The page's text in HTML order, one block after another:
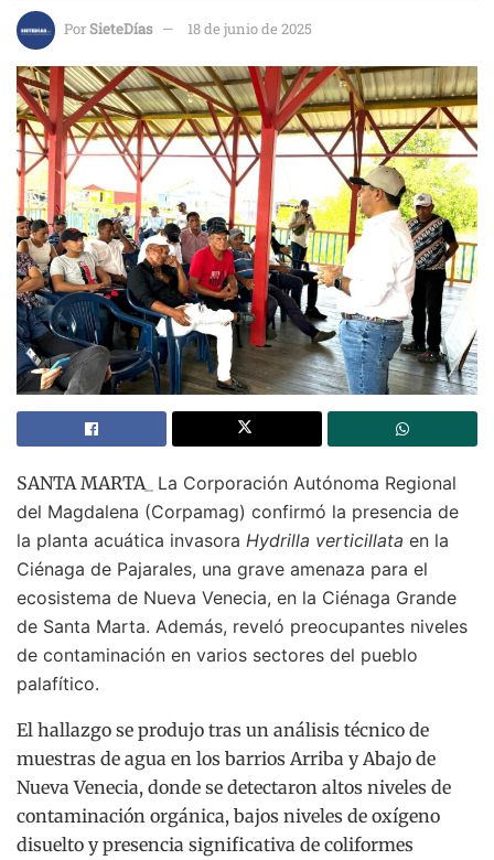
PorSieteDías 18 de junio de 2025
SANTA MARTA_ La Corporación Autónoma Regional
del Magdalena (Corpamag) confirmó la presencia de
la planta acuática invasora Hydrilla verticillata en la
Ciénaga de Pajarales, una grave amenaza para el
ecosistema de Nueva Venecia, en la Ciénaga Grande
de Santa Marta. Además, reveló preocupantes niveles
de contaminación en varios sectores del pueblo
palafítico.
El hallazgo se produjo tras un análisis técnico de
muestras de agua en los barrios Arriba y Abajo de
Nueva Venecia, donde se detectaron altos niveles de
contaminación orgánica, bajos niveles de oxígeno
disuelto y presencia significativa de coliformes